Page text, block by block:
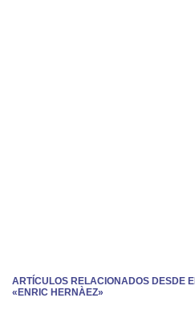
ARTÍCULOS RELACIONADOS DESDE
«ENRIC HERNÀEZ»